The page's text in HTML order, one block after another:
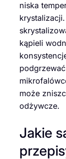
niska
kąpieli
może
odżywcze.
Jakie